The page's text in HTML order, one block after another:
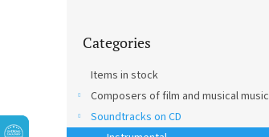
categories
Categories
Items in stock
Composers of film and musical music
Soundtracks on CD